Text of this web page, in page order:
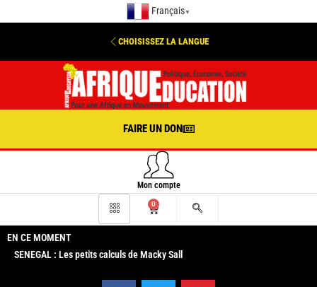
Français ▼
CHOISISSEZ LA LANGUE
FAIRE UN DON
Mon compte
0
EN CE MOMENT
SENEGAL : Les petits calculs de Macky Sall